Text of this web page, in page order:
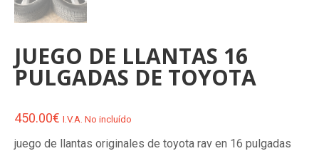
JUEGO DE LLANTAS 16
PULGADAS DE TOYOTA
450.00€ I.V.A. No incluído
juego de llantas originales de toyota rav en 16 pulgadas